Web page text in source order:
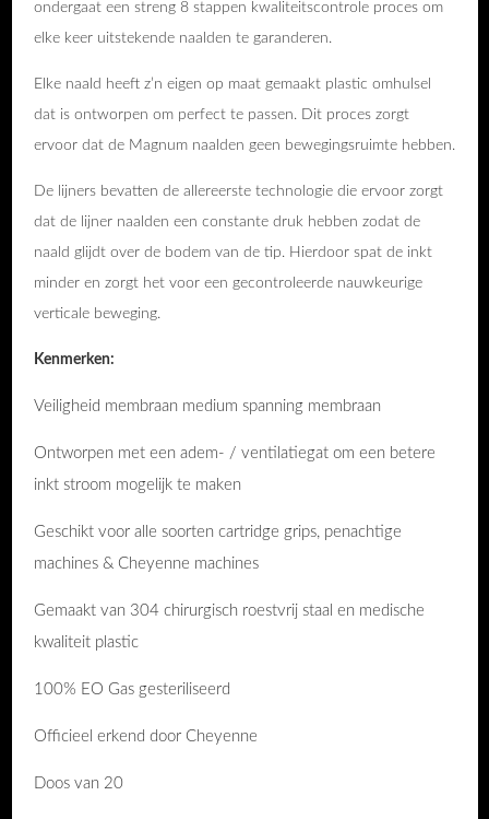
ondergaat een streng 8 stappen kwaliteitscontrole proces om
elke keer uitstekende naalden te garanderen.
Elke naald heeft z’n eigen op maat gemaakt plastic omhulsel
dat is ontworpen om perfect te passen. Dit proces zorgt
ervoor dat de Magnum naalden geen bewegingsruimte hebben.
De lijners bevatten de allereerste technologie die ervoor zorgt
dat de lijner naalden een constante druk hebben zodat de
naald glijdt over de bodem van de tip. Hierdoor spat de inkt
minder en zorgt het voor een gecontroleerde nauwkeurige
verticale beweging.
Kenmerken:
Veiligheid membraan medium spanning membraan
Ontworpen met een adem- / ventilatiegat om een betere
inkt stroom mogelijk te maken
Geschikt voor alle soorten cartridge grips, penachtige
machines & Cheyenne machines
Gemaakt van 304 chirurgisch roestvrij staal en medische
kwaliteit plastic
100% EO Gas gesteriliseerd
Officieel erkend door Cheyenne
Doos van 20